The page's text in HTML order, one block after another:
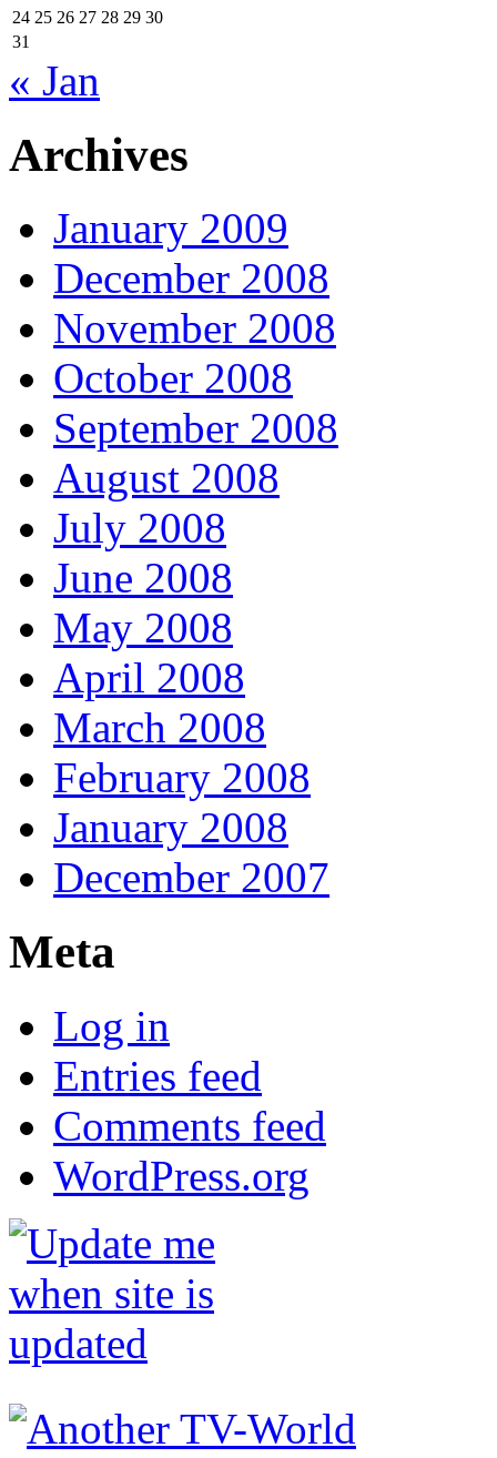
24 25 26 27 28 29 30
31
« Jan
Archives
January 2009
December 2008
November 2008
October 2008
September 2008
August 2008
July 2008
June 2008
May 2008
April 2008
March 2008
February 2008
January 2008
December 2007
Meta
Log in
Entries feed
Comments feed
WordPress.org